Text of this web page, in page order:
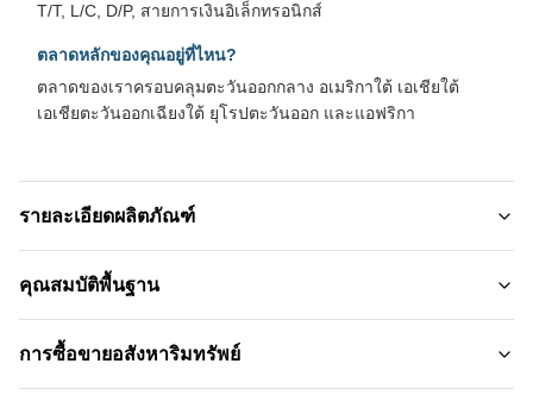
T/T, L/C, D/P, สายการเงินอิเล็กทรอนิกส์
ตลาดหลักของคุณอยู่ที่ไหน?
ตลาดของเราครอบคลุมตะวันออกกลาง อเมริกาใต้ เอเชียใต้
เอเชียตะวันออกเฉียงใต้ ยุโรปตะวันออก และแอฟริกา
รายละเอียดผลิตภัณฑ์
Material:
PVC， ถ่านไม้ไผ่
Surface:
คุณสมบัติพื้นฐาน
ชื่อแบรนด์:
การซื้อขายอสังหาริมทรัพย์